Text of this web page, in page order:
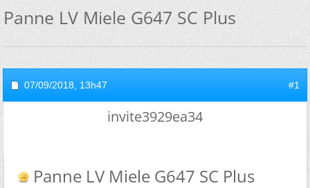
Panne LV Miele G647 SC Plus
07/09/2018, 13h47 #1
invite3929ea34
Panne LV Miele G647 SC Plus